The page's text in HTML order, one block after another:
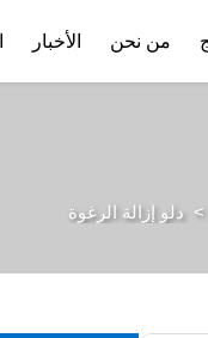
من نحن الأخبار
> دلو إزالة الرغوة